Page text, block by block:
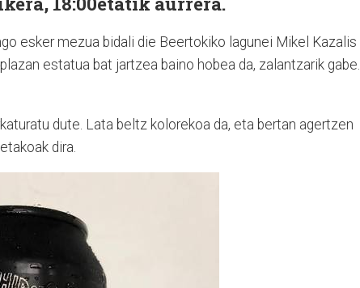
esker mezua bidali die Beertokiko lagunei Mikel Kazalis
estatua bat jartzea baino hobea da, zalantzarik gabe.
dute. Lata beltz kolorekoa da, eta bertan agertzen
dira.